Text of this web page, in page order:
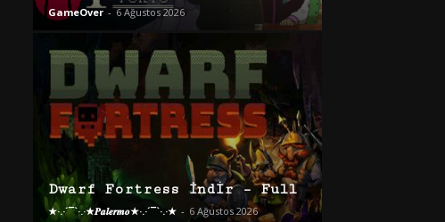
GameOver - 6 Ağustos 2026
Dwarf Fortress İndir – Full
★·.·´¯`·.·★𝑷𝒂𝒍𝒆𝒓𝒎𝒐★·.·´¯`·.·★ - 6 Ağustos 2026